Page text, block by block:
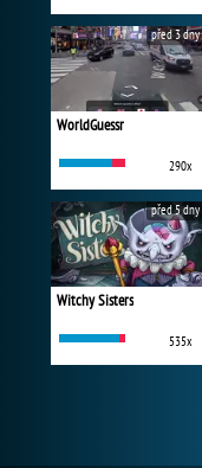
WorldGuessr
290x
před 3 dny
Witchy Sisters
535x
před 5 dny